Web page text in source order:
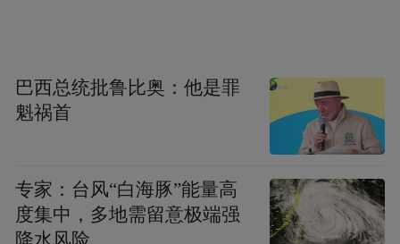
巴西总统批鲁比奥：他是罪
魁祸首
专家：台风“白海豚”能量高
度集中，多地需留意极端强
降水风险